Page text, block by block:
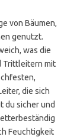
von Bäumen,
genutzt.
was die
Trittleitern mit
die sich
du sicher und
Feuchtigkeit